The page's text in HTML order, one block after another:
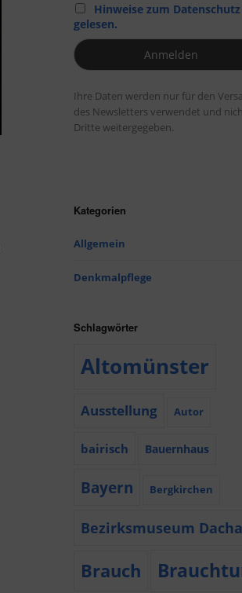
Hinweise zum Datenschutz
gelesen.
Ihre Daten werden nur für den
des Newsletters verwendet und
Dritte weitergegeben.
Kategorien
Allgemein
Denkmalpflege
Schlagwörter
Altomünster
Ausstellung Autor
bairisch Bauernhaus
Bayern Bergkirchen
Bezirksmuseum
Brauch